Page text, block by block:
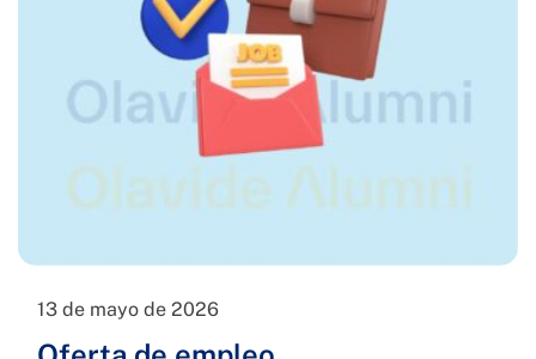
13 de mayo de 2026